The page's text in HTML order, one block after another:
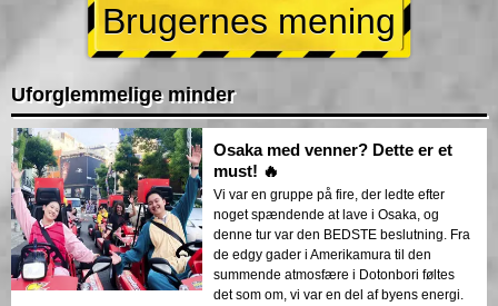
Brugernes mening
Uforglemmelige minder
Osaka med venner? Dette er et
must! 🔥
Vi var en gruppe på fire, der ledte efter
noget spændende at lave i Osaka, og
denne tur var den BEDSTE beslutning. Fra
de edgy gader i Amerikamura til den
summende atmosfære i Dotonbori føltes
det som om, vi var en del af byens energi.